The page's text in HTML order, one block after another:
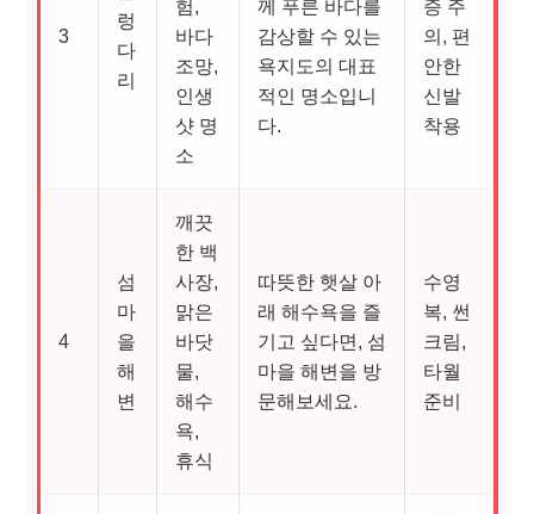
3
렁
다
리
험,
바다
조망,
인생
샷 명
소
께 푸른 바다를
감상할 수 있는
욕지도의 대표
적인 명소입니
다.
증 주
의, 편
안한
신발
착용
4
섬
마
을
해
변
깨끗
한 백
사장,
맑은
바닷
물,
해수
욕,
휴식
따뜻한 햇살 아
래 해수욕을 즐
기고 싶다면, 섬
마을 해변을 방
문해보세요.
수영
복, 썬
크림,
타월
준비